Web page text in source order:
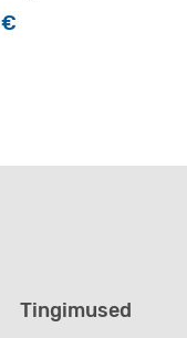
€
Tingimused